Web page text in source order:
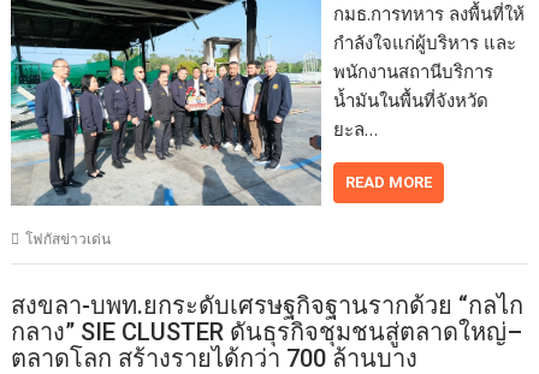
กมธ.การทหาร ลงพื้นที่ให้
กำลังใจแก่ผู้บริหาร และ
พนักงานสถานีบริการ
น้ำมันในพื้นที่จังหวัด
ยะล…
READ MORE
โฟกัสข่าวเด่น
สงขลา-บพท.ยกระดับเศรษฐกิจฐานรากด้วย “กลไก
กลาง” SIE CLUSTER ดันธุรกิจชุมชนสู่ตลาดใหญ่–
ตลาดโลก สร้างรายได้กว่า 700 ล้านบาง